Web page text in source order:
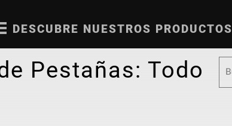
DESCUBRE NUESTROS PRODUCTOS
Pestañas: Todo